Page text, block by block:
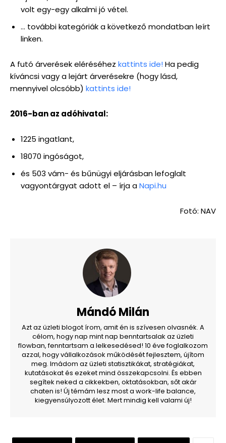
volt egy-egy alkalmi jó vétel.
… további kategóriák a következő mondatban leírt
linken.
A futó árverések eléréséhez kattints ide!Ha pedig
kíváncsi vagy a lejárt árverésekre (hogy lásd,
mennyivel olcsóbb) kattints ide!
2016-ban az adóhivatal:
1225 ingatlant,
18070 ingóságot,
és 503 vám- és bűnügyi eljárásban lefoglalt
vagyontárgyat adott el – írja aNapi.hu
Fotó: NAV
Mándó Milán
Azt az üzleti blogot írom, amit én is szívesen olvasnék. A
célom, hogy nap mint nap benntartsalak az üzleti
flowban, fenntartsam a lelkesedésed! 10 éve foglalkozom
azzal, hogy vállalkozások működését fejlesztem, újítom
meg. Imádom az üzleti statisztikákat, stratégiákat,
kutatásokat és ezeket mind összekapcsolni. És ebben
segítek neked a cikkekben, oktatásokban, sőt akár
chaten is! Új témám lesz most a work-life balance,
kiegyensúlyozott élet. Mert mindig kell valami új!